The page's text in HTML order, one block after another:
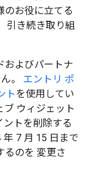
のお役に立てる
引き続き取り組
およびパートナ
。 エントリ ポ
トを使用してい
ブ ウィジェット
トを削除する
7 月 15 日まで
るのを 変更さ